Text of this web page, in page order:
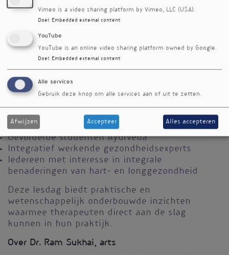
richtlijnen
Inzicht in samprapti(ayurvedische
ziekteontwikkeling) van atopische
aandoeningen
Tools om dosha- en agni-balans bij kinderen te
Handvaten voor veilige, evidence-informed
integratie van behandelmethoden
Voor wie is dit seminar bedoeld?
Ayurveda practitioners en therapeuten
Gevorderde studenten Ayurveda
Integratief werkende gezondheidsexperts
Iedereen met interesse in integrale
benaderingen van hart- en longgezondheid
Deze lesdag biedt praktische en
wetenschappelijk onderbouwde inzichten
waarmee therapeuten direct aan de slag
kunnen in hun praktijk.
Over Dr. Ram Sukhai, arts
Vimeo is a video sharing platform by Vimeo, LLC (USA).
Doel : Embedded external content
YouTube
YouTube is an online video sharing platform owned by Google.
Doel : Embedded external content
Alle services
Gebruik deze knop om alle services aan of uit te zetten.
Afwijzen Accepteer Alles accepteren